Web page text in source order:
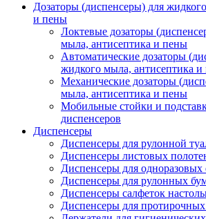
Дозаторы (диспенсеры) для
и пены
Локтевые дозаторы
мыла, антисептика и пены
Автоматические дозаторы
жидкого мыла, антисептика
Механические дозаторы
мыла, антисептика и пены
Мобильные стойки и
диспенсеров
Диспенсеры
Диспенсеры для рулонной
Диспенсеры листовых
Диспенсеры для одноразовых
Диспенсеры для рулонных
Диспенсеры салфеток
Диспенсеры для протирочных